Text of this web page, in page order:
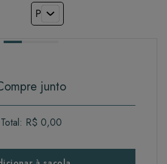
P
junto
Total: R$ 0,00